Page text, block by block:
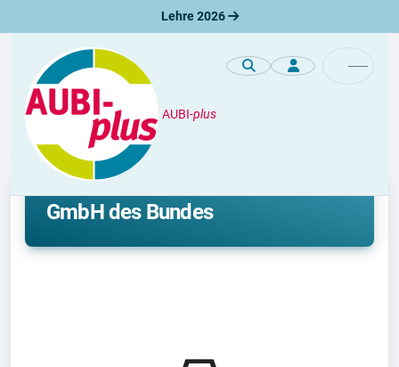
Lehre 2026
AUBI-plus
Premiumprofile
Ausbildung bei Die Autobahn
GmbH des Bundes